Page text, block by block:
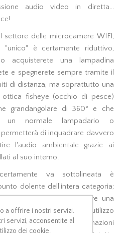
audio video in diretta...
settore delle microcamere WIFI,
è certamente riduttivo,
una lampadina
e spegnerete sempre tramite il
di distanza, ma soprattutto una
fisheye (occhio di pesce)
grandangolare di 360° e che
un normale lampadario o
di inquadrare davvero
l'audio ambientale grazie ai
al suo interno.
va sottolineata è
dolente dell'intera categoria;
è in procinto di acquistare una
dura la batteria in utilizzo
di perdere informazioni
a offrire i nostri servizi.
servizi, acconsentite al
dei cookie.